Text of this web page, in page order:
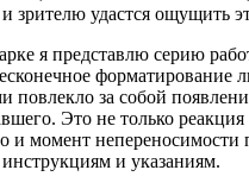
зрителю удастся ощущить
я представлю серию
форматирование
повлекло за собой
Это не только
и момент
и указаниям.